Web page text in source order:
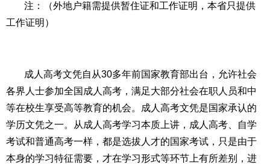
注：（外地户籍需提供暂住证和工作证明，本省只提供
工作证明）
成人高考文凭自从30多年前国家教育部出台，允许社会
各界人士参加全国成人高考，满足大部分社会在职人员和中
等在校生享受高等教育的机会。成人高考文凭是国家承认的
学历文凭之一。从成人高考学习本质上讲，成人高考、自学
考试和普通高考一样，都是选拔人才的国家考试，只是由于
本身的学习特征需要，才在学习形式等环节上有所差别，进